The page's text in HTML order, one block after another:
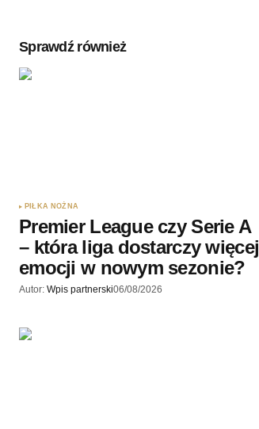
Sprawdź również
PIŁKA NOŻNA
Premier League czy Serie A
– która liga dostarczy więcej
emocji w nowym sezonie?
Autor: Wpis partnerski06/08/2026